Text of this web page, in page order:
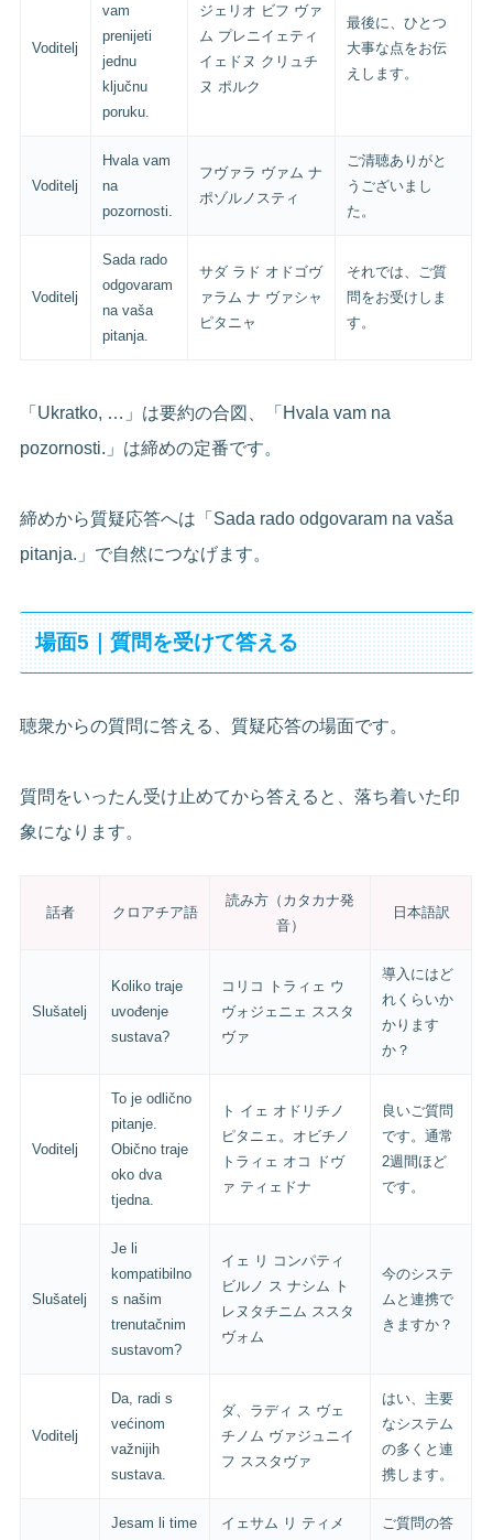
Voditelj
vam
prenijeti
jednu
ključnu
poruku.
ジェリオ ビフ ヴァ
ム プレニイェティ
イェドヌ クリュチ
ヌ ポルク
最後に、ひとつ
大事な点をお伝
えします。
Voditelj
Hvala vam
na
pozornosti.
フヴァラ ヴァム ナ
ポゾルノスティ
ご清聴ありがと
うございまし
た。
Voditelj
Sada rado
odgovaram
na vaša
pitanja.
サダ ラド オドゴヴ
ァラム ナ ヴァシャ
ピタニャ
それでは、ご質
問をお受けしま
す。
「Ukratko, …」は要約の合図、「Hvala vam na
pozornosti.」は締めの定番です。
締めから質疑応答へは「Sada rado odgovaram na vaša
pitanja.」で自然につなげます。
場面5｜質問を受けて答える
聴衆からの質問に答える、質疑応答の場面です。
質問をいったん受け止めてから答えると、落ち着いた印
象になります。
話者 クロアチア語
読み方（カタカナ発
音）
日本語訳
Slušatelj
Koliko traje
uvođenje
sustava?
コリコ トラィェ ウ
ヴォジェニェ ススタ
ヴァ
導入にはど
れくらいか
かります
か？
Voditelj
To je odlično
pitanje.
Obično traje
oko dva
tjedna.
ト イェ オドリチノ
ピタニェ。オビチノ
トラィェ オコ ドヴ
ァ ティェドナ
良いご質問
です。通常
2週間ほど
です。
Slušatelj
Je li
kompatibilno
s našim
trenutačnim
sustavom?
イェ リ コンパティ
ビルノ ス ナシム ト
レヌタチニム ススタ
ヴォム
今のシステ
ムと連携で
きますか？
Voditelj
Da, radi s
većinom
važnijih
sustava.
ダ、ラディ ス ヴェ
チノム ヴァジュニイ
フ ススタヴァ
はい、主要
なシステム
の多くと連
携します。
Jesam li time
イェサム リ ティメ
ご質問の答